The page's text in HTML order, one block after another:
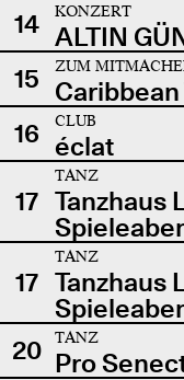
14
KONZERT
ALTIN
15
ZUM
16
CLUB
éclat
17
TANZ
Tanzhaus
17
TANZ
Tanzhaus
20
TANZ
Pro